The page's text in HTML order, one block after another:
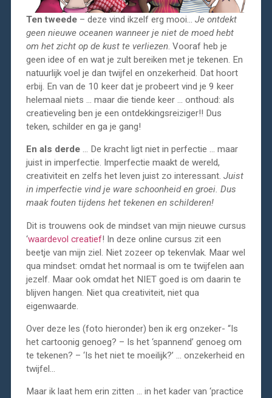
Ten tweede– deze vind ikzelf erg mooi… Je ontdekt
geen nieuwe oceanen wanneer je niet de moed hebt
om het zicht op de kust te verliezen. Vooraf heb je
geen idee of en wat je zult bereiken met je tekenen. En
natuurlijk voel je dan twijfel en onzekerheid. Dat hoort
erbij. En van de 10 keer dat je probeert vind je 9 keer
helemaal niets … maar die tiende keer … onthoud: als
creatieveling ben je een ontdekkingsreiziger!! Dus
teken, schilder en ga je gang!
En als derde… De kracht ligt niet in perfectie … maar
juist in imperfectie. Imperfectie maakt de wereld,
creativiteit en zelfs het leven juist zo interessant. Juist
in imperfectie vind je ware schoonheid en groei. Dus
maak fouten tijdens het tekenen en schilderen!
Dit is trouwens ook de mindset van mijn nieuwe cursus
‘waardevol creatief! In deze online cursus zit een
beetje van mijn ziel. Niet zozeer op tekenvlak. Maar wel
qua mindset: omdat het normaal is om te twijfelen aan
jezelf. Maar ook omdat het NIET goed is om daarin te
blijven hangen. Niet qua creativiteit, niet qua
eigenwaarde.
Over deze les (foto hieronder) ben ik erg onzeker- “Is
het cartoonig genoeg? – Is het ‘spannend’ genoeg om
te tekenen? – ‘Is het niet te moeilijk?’ … onzekerheid en
twijfel…
Maar ik laat hem erin zitten … in het kader van ‘practice